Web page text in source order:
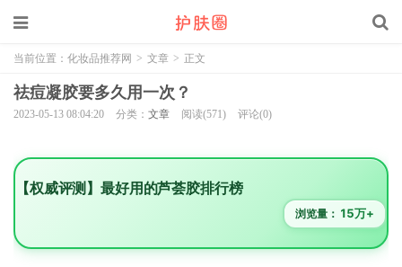
当前位置： 化妆品推荐网 > 文章 > 正文
祛痘凝胶要多久用一次？
2023-05-13 08:04:20 分类： 文章 阅读(571) 评论(0)
【权威评测】最好用的芦荟胶排行榜
浏览量： 15万+